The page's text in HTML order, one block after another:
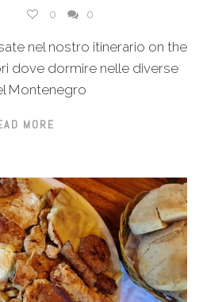
0 0
nel nostro itinerario on the
dove dormire nelle diverse
Montenegro
MORE